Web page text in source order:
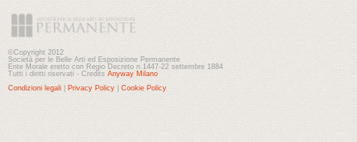
©Copyright 2012
Società per le Belle Arti ed Esposizione Permanente
Ente Morale eretto con Regio Decreto n.1447-22 settembre 1884
Tutti i diritti riservati - Credits Anyway Milano
Condizioni legali
Privacy Policy Cookie Policy